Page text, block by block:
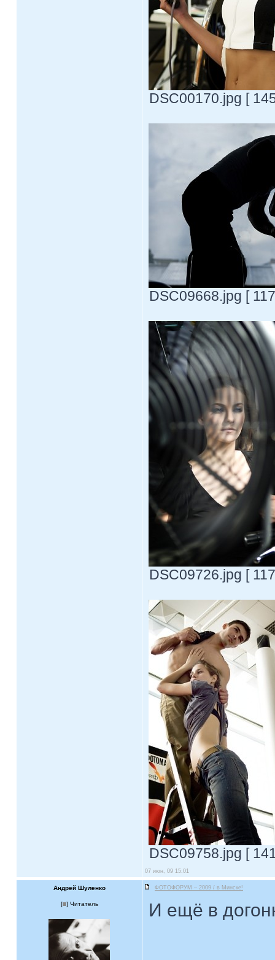
DSC00170.jpg [
DSC09668.jpg [
DSC09726.jpg [
DSC09758.jpg [
07 июн, 09 15:01
Андрей Шуленко ФОТОФОРУМ – 2009 / в Минске!
[ ] Читатель И ещё в